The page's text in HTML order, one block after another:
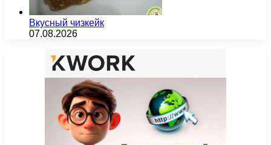
Вкусный чизкейк
07.08.2026